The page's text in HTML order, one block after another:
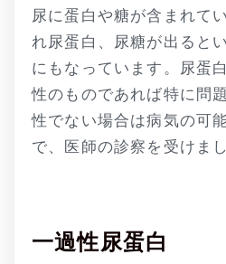
尿に蛋白や糖が含まれて
れ尿蛋白、尿糖が出ると
にもなっています。尿蛋
性のものであれば特に問
性でない場合は病気の可
で、医師の診察を受けまし
一過性尿蛋白